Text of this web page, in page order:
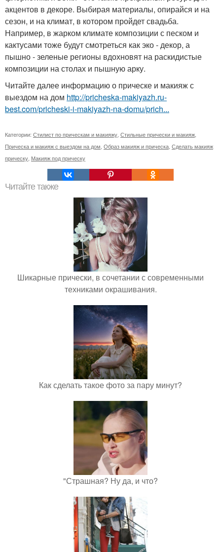
акцентов в декоре. Выбирая материалы, опирайся и на
сезон, и на климат, в котором пройдет свадьба.
Например, в жарком климате композиции с песком и
кактусами тоже будут смотреться как эко - декор, а
пышно - зеленые регионы вдохновят на раскидистые
композиции на столах и пышную арку.
Читайте далее информацию о прическе и макияж с
выездом на дом http://pricheska-makiyazh.ru-
best.com/pricheski-i-makiyazh-na-domu/prich...
Категории: Стилист по прическам и макияжу Стильные прически и макияж
Прическа и макияж с выездом на дом Образ макияж и прическа Сделать макияж
прическу Макияж под прическу
Читайте также
Шикарные прически, в сочетании с современными
техниками окрашивания.
Как сделать такое фото за пару минут?
"Страшная? Ну да, и что?